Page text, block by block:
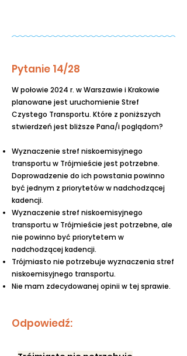
Pytanie 14/28
W połowie 2024 r. w Warszawie i Krakowie
planowane jest uruchomienie Stref
Czystego Transportu. Które z poniższych
stwierdzeń jest bliższe Pana/i poglądom?
Wyznaczenie stref niskoemisyjnego
transportu w Trójmieście jest potrzebne.
Doprowadzenie do ich powstania powinno
być jednym z priorytetów w nadchodzącej
kadencji.
Wyznaczenie stref niskoemisyjnego
transportu w Trójmieście jest potrzebne, ale
nie powinno być priorytetem w
nadchodzącej kadencji.
Trójmiasto nie potrzebuje wyznaczenia stref
niskoemisyjnego transportu.
Nie mam zdecydowanej opinii w tej sprawie.
Odpowiedź: